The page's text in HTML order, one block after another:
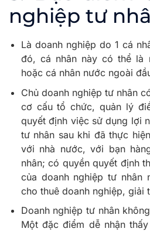
nghiệp tư
Là doanh nghiệp do 1 cá
đó, cá nhân này có thể là
hoặc cá nhân nước ngoài
Chủ doanh nghiệp tư nhân
cơ cấu tổ chức, quản lý
quyết định việc sử dụng lợi
tư nhân sau khi đã thực
với nhà nước, với bạn
nhân; có quyền quyết định
của doanh nghiệp tư nhân
cho thuê doanh nghiệp, giải
Doanh nghiệp tư nhân
Một đặc điểm dễ nhận